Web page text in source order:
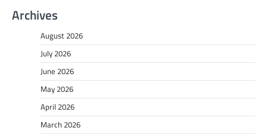
Archives
August 2026
July 2026
June 2026
May 2026
April 2026
March 2026